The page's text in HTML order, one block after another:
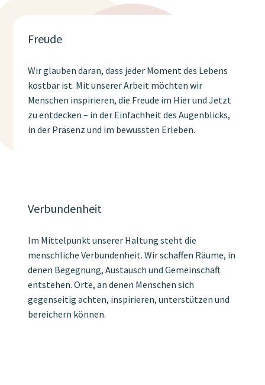
Freude
Wir glauben daran, dass jeder Moment des Lebens
kostbar ist. Mit unserer Arbeit möchten wir
Menschen inspirieren, die Freude im Hier und Jetzt
zu entdecken – in der Einfachheit des Augenblicks,
in der Präsenz und im bewussten Erleben.
Verbundenheit
Im Mittelpunkt unserer Haltung steht die
menschliche Verbundenheit. Wir schaffen Räume, in
denen Begegnung, Austausch und Gemeinschaft
entstehen. Orte, an denen Menschen sich
gegenseitig achten, inspirieren, unterstützen und
bereichern können.